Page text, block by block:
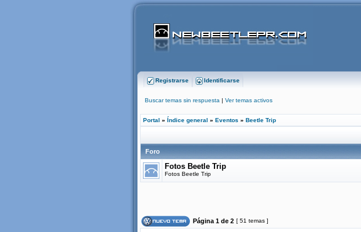
Registrarse Identificarse
Buscar temas sin respuesta | Ver temas activos
Portal » Índice general » Eventos » Beetle Trip
Foro
Fotos Beetle Trip
Fotos Beetle Trip
Página 1 de 2 [ 51 temas ]